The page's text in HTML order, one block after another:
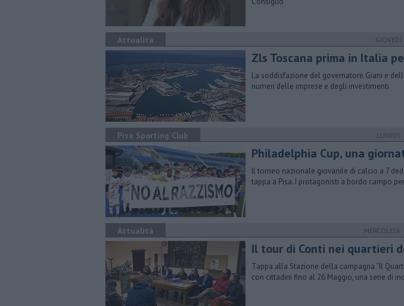
Attualità GIOVEDÌ
Zls Toscana prima in Italia
La soddisfazione del governatore Giani e
numeri delle imprese e degli investimenti
Pisa Sporting Club LUNEDÌ
Philadelphia Cup, una
Il torneo nazionale giovanile di calcio a 7
tappa a Pisa. I protagonisti a bordo campo
Attualità MERCOLEDÌ
Il tour di Conti nei quartieri
Tappa alla Stazione della campagna “Il
con cittadini fino al 26 Maggio, una serie di